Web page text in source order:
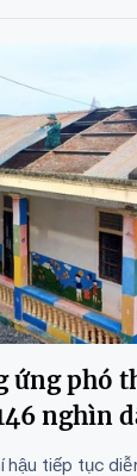
ứng phó
nghìn
tiếp tục